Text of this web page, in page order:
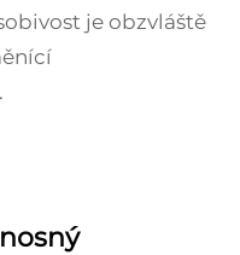
je obzvláště